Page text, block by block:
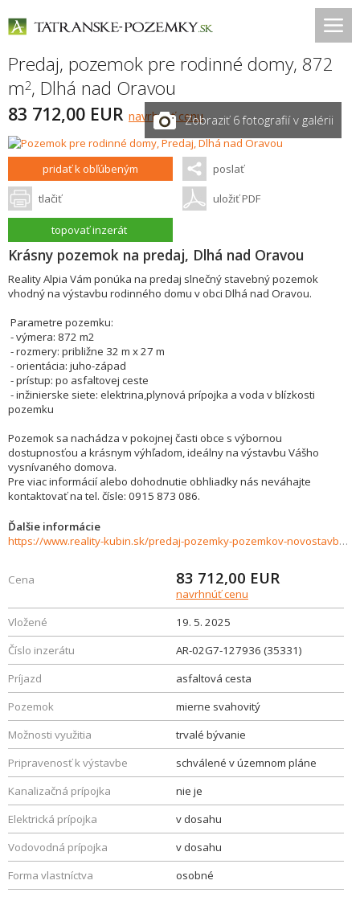
Predaj, pozemok pre rodinné domy, 872
m2, Dlhá nad Oravou
83 712,00 EUR navrhnúť cenuZobraziť 6 fotografií v galérii
pridať k obľúbeným poslať
tlačiť uložiť PDF
topovať inzerát
Krásny pozemok na predaj, Dlhá nad Oravou
Reality Alpia Vám ponúka na predaj slnečný stavebný pozemok
vhodný na výstavbu rodinného domu v obci Dlhá nad Oravou.
Parametre pozemku:
- výmera: 872 m2
- rozmery: približne 32 m x 27 m
- orientácia: juho-západ
- prístup: po asfaltovej ceste
- inžinierske siete: elektrina,plynová prípojka a voda v blízkosti
pozemku
Pozemok sa nachádza v pokojnej časti obce s výbornou
dostupnosťou a krásnym výhľadom, ideálny na výstavbu Vášho
vysnívaného domova.
Pre viac informácií alebo dohodnutie obhliadky nás neváhajte
kontaktovať na tel. čísle: 0915 873 086.
Ďalšie informácie
https://www.reality-kubin.sk/predaj-pozemky-pozemkov-novostavby/Krasny-pozemok-na-predaj-Dlha-nad-Oravou-35331/?utm_source=areality&utm_medium=xml&utm_term=35331&utm_content=chalupa&utm_campaign=portaly
Cena 83 712,00 EUR
navrhnúť cenu
Vložené
19. 5. 2025
Číslo inzerátu
AR-02G7-127936 (35331)
Príjazd
asfaltová cesta
Pozemok
mierne svahovitý
Možnosti využitia
trvalé bývanie
Pripravenosť k výstavbe
schválené v územnom pláne
Kanalizačná prípojka
nie je
Elektrická prípojka
v dosahu
Vodovodná prípojka
v dosahu
Forma vlastníctva
osobné